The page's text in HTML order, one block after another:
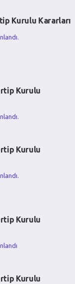
Kurulu Kararları
Kurulu
Kurulu
Kurulu
Kurulu